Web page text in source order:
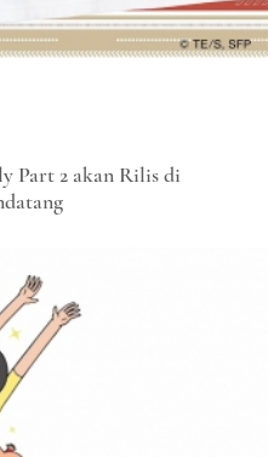
Part 2 akan Rilis di